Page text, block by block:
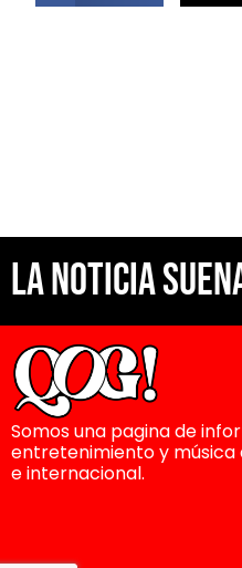
La noticia
Somos una pagina de
entretenimiento y música
e internacional.